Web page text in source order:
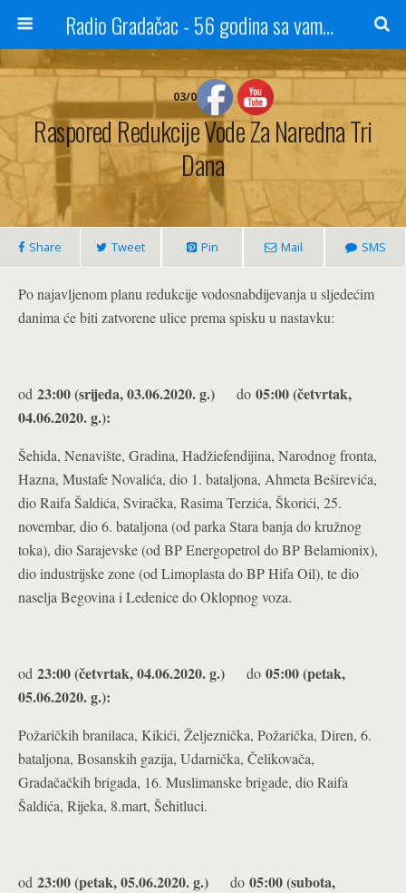
Radio Gradačac - 56 godina sa vama...
03/06/2020
Raspored Redukcije Vode Za Naredna Tri
Dana
Share Tweet Pin Mail SMS
Po najavljenom planu redukcije vodosnabdijevanja u sljedećim
danima će biti zatvorene ulice prema spisku u nastavku:
od 23:00 (srijeda, 03.06.2020. g.) do 05:00 (četvrtak,
04.06.2020. g.):
Šehida, Nenavište, Gradina, Hadžiefendijina, Narodnog fronta,
Hazna, Mustafe Novalića, dio 1. bataljona, Ahmeta Beširevića,
dio Raifa Šaldića, Sviračka, Rasima Terzića, Škorići, 25.
novembar, dio 6. bataljona (od parka Stara banja do kružnog
toka), dio Sarajevske (od BP Energopetrol do BP Belamionix),
dio industrijske zone (od Limoplasta do BP Hifa Oil), te dio
naselja Begovina i Ledenice do Oklopnog voza.
od 23:00 (četvrtak, 04.06.2020. g.) do 05:00 (petak,
05.06.2020. g.):
Požaričkih branilaca, Kikići, Željeznička, Požarička, Diren, 6.
bataljona, Bosanskih gazija, Udarnička, Čelikovača,
Gradačačkih brigada, 16. Muslimanske brigade, dio Raifa
Šaldića, Rijeka, 8.mart, Šehitluci.
od 23:00 (petak, 05.06.2020. g.) do 05:00 (subota,